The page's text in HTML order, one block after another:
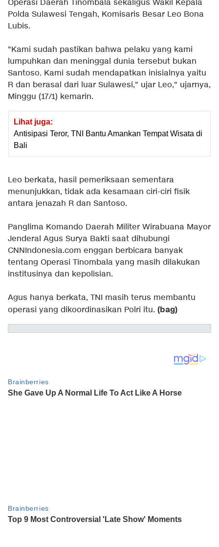
Operasi Daerah Tinombala sekaligus Wakil Kepala
Polda Sulawesi Tengah, Komisaris Besar Leo Bona
Lubis.
"Kami sudah pastikan bahwa pelaku yang kami
lumpuhkan dan meninggal dunia tersebut bukan
Santoso. Kami sudah mendapatkan inisialnya yaitu
R dan berasal dari luar Sulawesi," ujar Leo," ujarnya,
Minggu (17/1) kemarin.
Lihat juga:
Antisipasi Teror, TNI Bantu Amankan Tempat Wisata di
Bali
Leo berkata, hasil pemeriksaan sementara
menunjukkan, tidak ada kesamaan ciri-ciri fisik
antara jenazah R dan Santoso.
Panglima Komando Daerah Militer Wirabuana Mayor
Jenderal Agus Surya Bakti saat dihubungi
CNNIndonesia.com enggan berbicara banyak
tentang Operasi Tinombala yang masih dilakukan
institusinya dan kepolisian.
Agus hanya berkata, TNI masih terus membantu
operasi yang dikoordinasikan Polri itu. (bag)